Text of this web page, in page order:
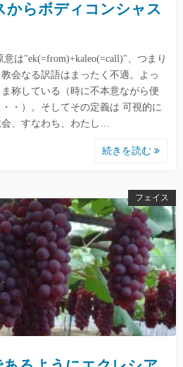
からボディコンシャス
は"ek(=from)+kaleo(=call)"、つまり
会なる訳語はまったく不適。よっ
称している（時に不本意ながら便
・）。そしてその定義は 可視的に
、すなわち、わたし…
続きを読む
フェイス